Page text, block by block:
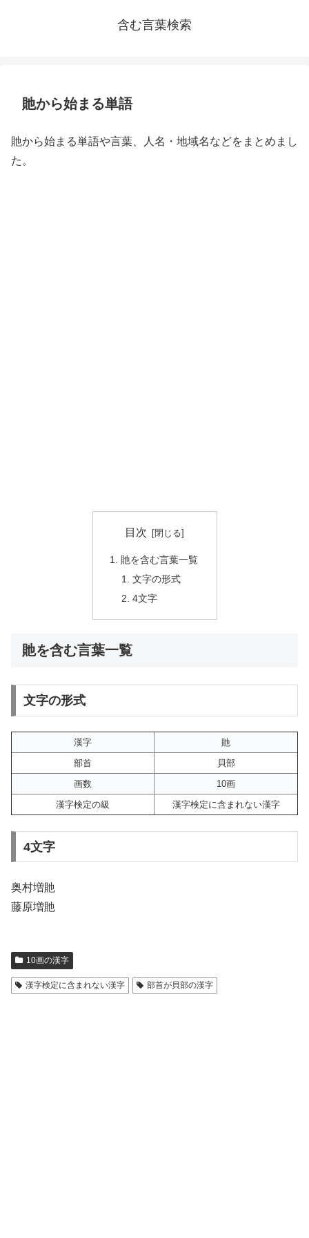
含む言葉検索
貤から始まる単語
貤から始まる単語や言葉、人名・地域名などをまとめまし
た。
目次
貤を含む言葉一覧
文字の形式
4文字
貤を含む言葉一覧
文字の形式
漢字
貤
部首
貝部
画数
10画
漢字検定の級
漢字検定に含まれない漢字
4文字
奥村増貤
藤原増貤
10画の漢字
漢字検定に含まれない漢字 部首が貝部の漢字